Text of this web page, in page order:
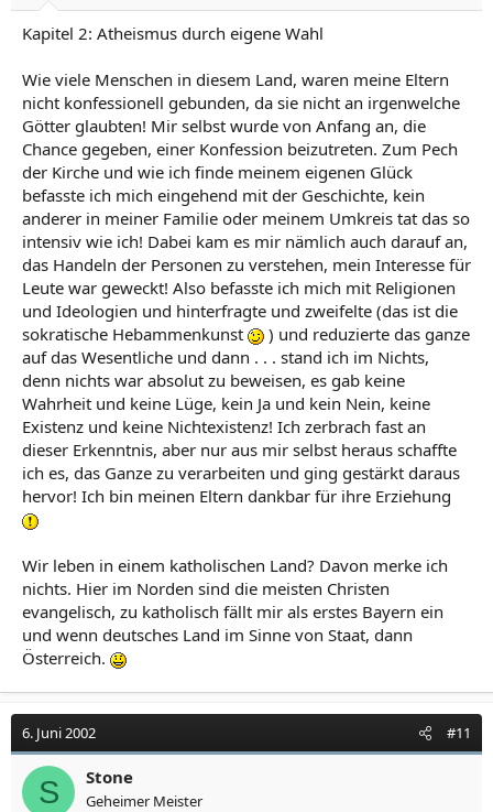
Kapitel 2: Atheismus durch eigene Wahl
Wie viele Menschen in diesem Land, waren meine Eltern
nicht konfessionell gebunden, da sie nicht an irgenwelche
Götter glaubten! Mir selbst wurde von Anfang an, die
Chance gegeben, einer Konfession beizutreten. Zum Pech
der Kirche und wie ich finde meinem eigenen Glück
befasste ich mich eingehend mit der Geschichte, kein
anderer in meiner Familie oder meinem Umkreis tat das so
intensiv wie ich! Dabei kam es mir nämlich auch darauf an,
das Handeln der Personen zu verstehen, mein Interesse für
Leute war geweckt! Also befasste ich mich mit Religionen
und Ideologien und hinterfragte und zweifelte (das ist die
sokratische Hebammenkunst
) und reduzierte das ganze
auf das Wesentliche und dann . . . stand ich im Nichts,
denn nichts war absolut zu beweisen, es gab keine
Wahrheit und keine Lüge, kein Ja und kein Nein, keine
Existenz und keine Nichtexistenz! Ich zerbrach fast an
dieser Erkenntnis, aber nur aus mir selbst heraus schaffte
ich es, das Ganze zu verarbeiten und ging gestärkt daraus
hervor! Ich bin meinen Eltern dankbar für ihre Erziehung
Wir leben in einem katholischen Land? Davon merke ich
nichts. Hier im Norden sind die meisten Christen
evangelisch, zu katholisch fällt mir als erstes Bayern ein
und wenn deutsches Land im Sinne von Staat, dann
Österreich.
6. Juni 2002 #11
S Stone
Geheimer Meister